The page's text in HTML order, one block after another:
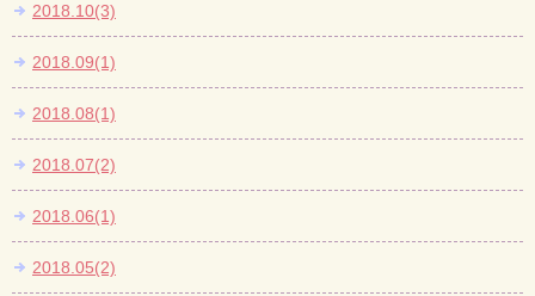
2018.10(3)
2018.09(1)
2018.08(1)
2018.07(2)
2018.06(1)
2018.05(2)